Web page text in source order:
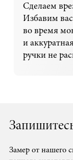
Сделаем
Избавим
во время
и
ручки не
Замер от нашего